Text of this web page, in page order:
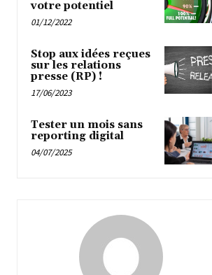
votre potentiel
01/12/2022
Stop aux idées reçues
sur les relations
presse (RP) !
17/06/2023
Tester un mois sans
reporting digital
04/07/2025